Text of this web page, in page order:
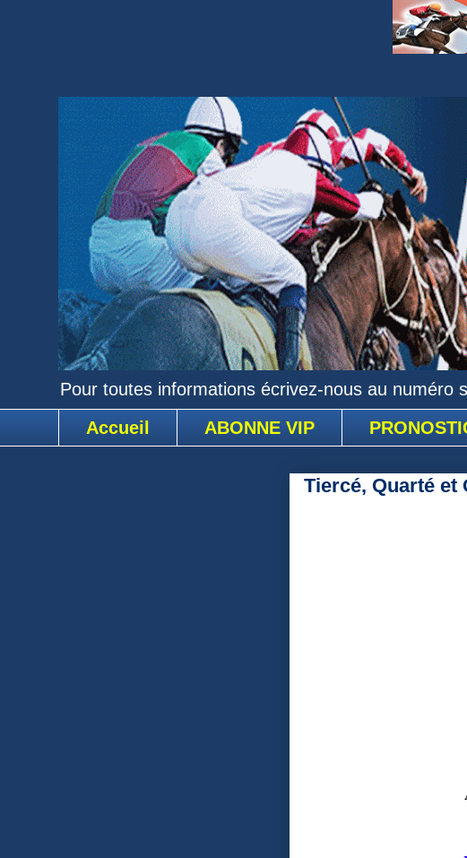
Pour toutes informations écrivez-nous au numéro
Accueil
ABONNE VIP
Tiercé, Quarté et